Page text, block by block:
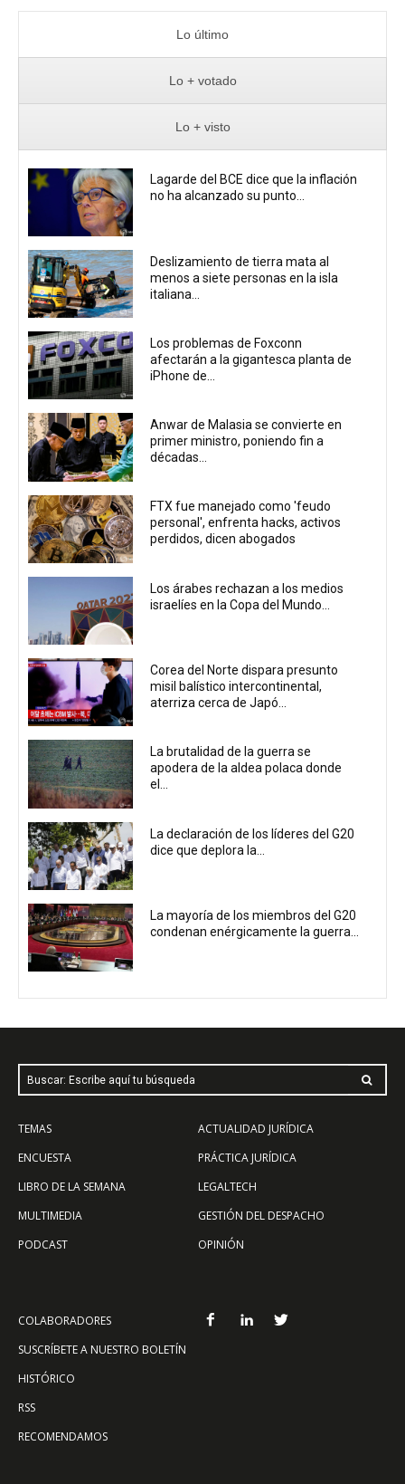
Lo último
Lo + votado
Lo + visto
Lagarde del BCE dice que la inflación
no ha alcanzado su punto...
Deslizamiento de tierra mata al
menos a siete personas en la isla
italiana...
Los problemas de Foxconn
afectarán a la gigantesca planta de
iPhone de...
Anwar de Malasia se convierte en
primer ministro, poniendo fin a
décadas...
FTX fue manejado como 'feudo
personal', enfrenta hacks, activos
perdidos, dicen abogados
Los árabes rechazan a los medios
israelíes en la Copa del Mundo...
Corea del Norte dispara presunto
misil balístico intercontinental,
aterriza cerca de Japó...
La brutalidad de la guerra se
apodera de la aldea polaca donde
el...
La declaración de los líderes del G20
dice que deplora la...
La mayoría de los miembros del G20
condenan enérgicamente la guerra...
Buscar: Escribe aquí tu búsqueda
TEMAS
ENCUESTA
LIBRO DE LA SEMANA
MULTIMEDIA
PODCAST
ACTUALIDAD JURÍDICA
PRÁCTICA JURÍDICA
LEGALTECH
GESTIÓN DEL DESPACHO
OPINIÓN
COLABORADORES
SUSCRÍBETE A NUESTRO BOLETÍN
HISTÓRICO
RSS
RECOMENDAMOS